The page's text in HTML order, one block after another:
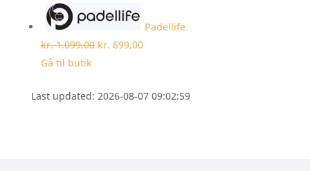
Padellife
kr. 1.099,00 kr. 699,00
Gå til butik
Last updated: 2026-08-07 09:02:59